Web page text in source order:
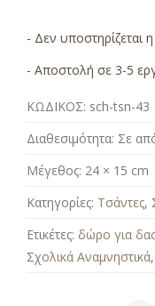
- Δεν υποστηρίζεται
- Αποστολή σε 3-5
ΚΩΔΙΚΟΣ: sch-tsn-43
Διαθεσιμότητα: Σε
Μέγεθος: 24 × 15 cm
Κατηγορίες: Τσάντες,
Ετικέτες: δώρο για
Σχολικά Αναμνηστικά,